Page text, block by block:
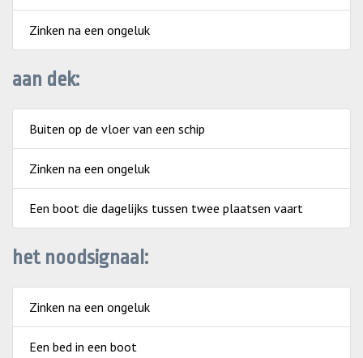
Zinken na een ongeluk
aan dek:
Buiten op de vloer van een schip
Zinken na een ongeluk
Een boot die dagelijks tussen twee plaatsen vaart
het noodsignaal:
Zinken na een ongeluk
Een bed in een boot